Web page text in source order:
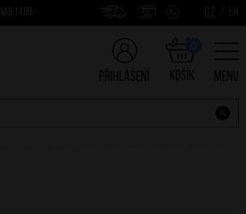
1499,-
Přihlášení Košík Menu